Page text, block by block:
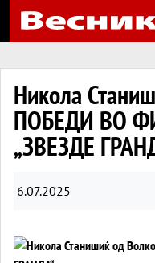
Никола
ПОБЕДИ ВО
„ЗВЕЗДЕ
6.07.2025